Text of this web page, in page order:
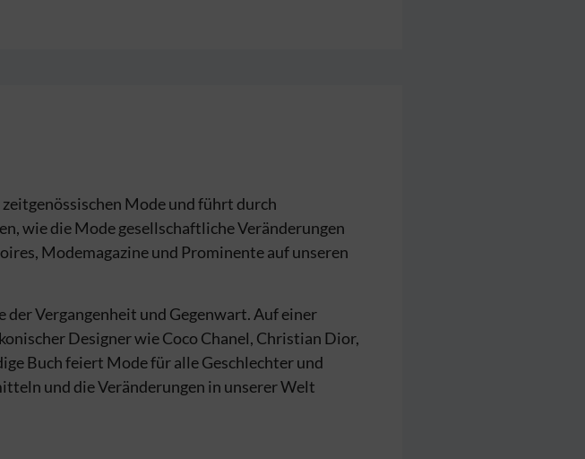
Mode und führt durch
wie die Mode gesellschaftliche Veränderungen
Modemagazine und Prominente auf unseren
Vergangenheit und Gegenwart. Auf einer
Designer wie Coco Chanel, Christian Dior,
Buch feiert Mode für alle Geschlechter und
und die Veränderungen in unserer Welt